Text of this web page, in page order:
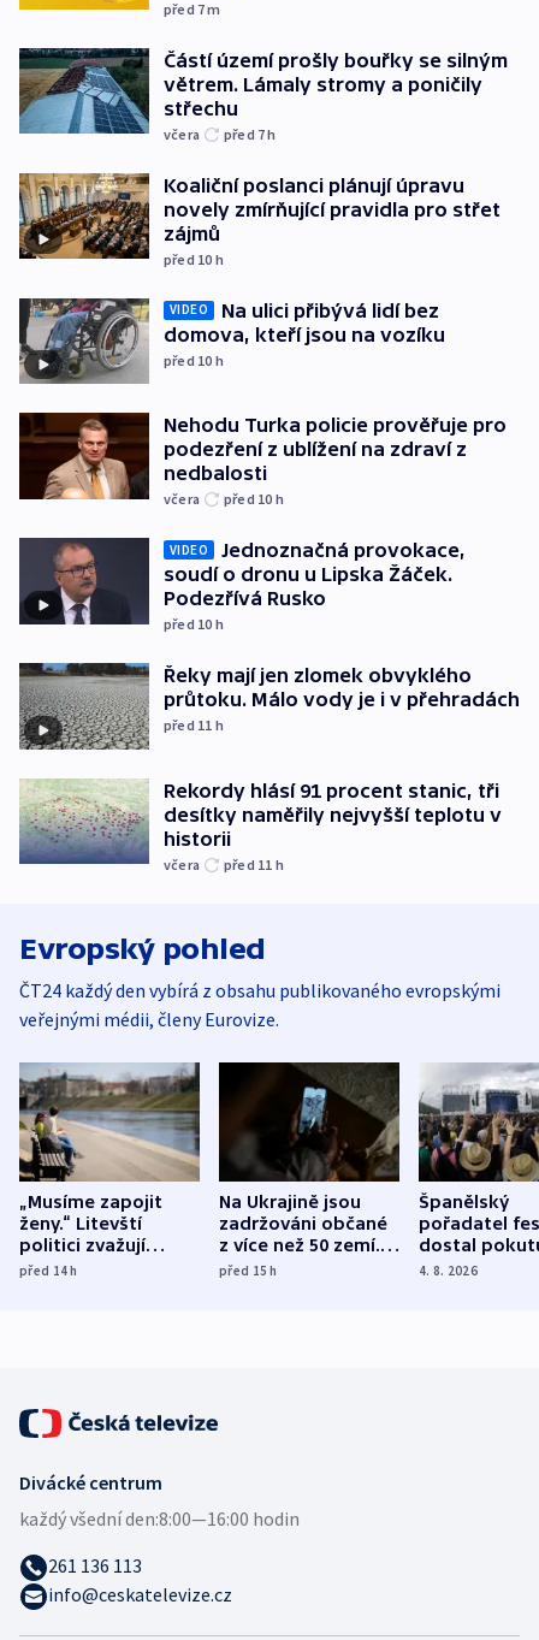
před 7m
Částí území prošly bouřky se silným
větrem. Lámaly stromy a poničily
střechu
včera před 7h
Koaliční poslanci plánují úpravu
novely zmírňující pravidla pro střet
zájmů
před 10 h
VIDEO
Na ulici přibývá lidí bez
domova, kteří jsou na vozíku
před 10 h
Nehodu Turka policie prověřuje pro
podezření z ublížení na zdraví z
nedbalosti
včera před 10 h
VIDEO
Jednoznačná provokace,
soudí o dronu u Lipska Žáček.
Podezřívá Rusko
před 10 h
Řeky mají jen zlomek obvyklého
průtoku. Málo vody je i v přehradách
před 11 h
Rekordy hlásí 91 procent stanic, tři
desítky naměřily nejvyšší teplotu v
historii
včera před 11 h
Evropský pohled
ČT24 každý den vybírá z obsahu publikovaného evropskými
veřejnými médii, členy Eurovize.
„Musíme zapojit
ženy.“ Litevští
politici zvažují
dohodu o
před 14h
Na Ukrajině jsou
zadržováni občané
z více než 50 zemí.
Bojovali na straně
před 15h
Španělský
pořadatel
dostal
nekalé
4. 8. 2026
Divácké centrum
každý všední den:8:00—16:00 hodin
261 136 113
info@ceskatelevize.cz